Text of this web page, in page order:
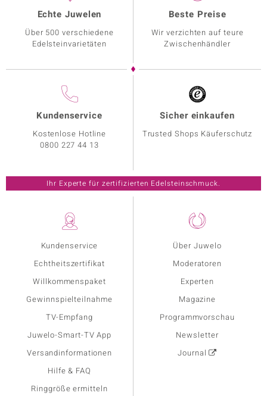
Kundenservice
Echtheitszertifikat
Willkommenspaket
Gewinnspielteilnahme
TV-Empfang
Juwelo-Smart-TV App
Versandinformationen
Hilfe & FAQ
Ringgröße ermitteln
Über Juwelo
Moderatoren
Experten
Magazine
Programmvorschau
Newsletter
Journal
Echte Juwelen
Über 500 verschiedene
Edelsteinvarietäten
Beste Preise
Wir verzichten auf teure
Zwischenhändler
Kundenservice
Kostenlose Hotline
0800 227 44 13
Sicher einkaufen
Trusted Shops Käuferschutz
Ihr Experte für zertifizierten Edelsteinschmuck.